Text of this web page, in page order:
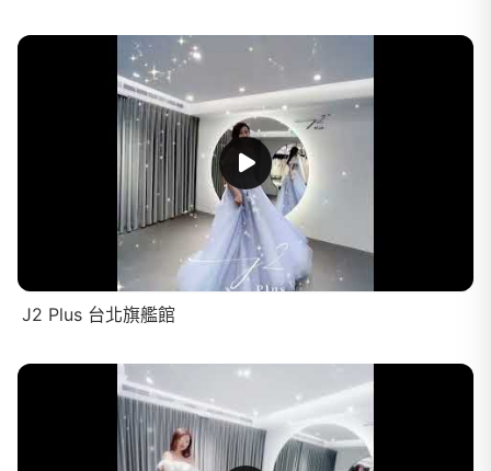
J2 Plus 台北旗艦館